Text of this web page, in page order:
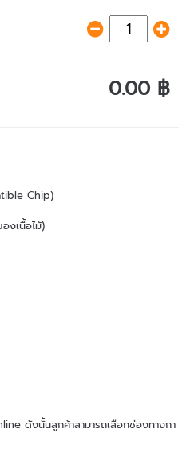
0.00 ฿
Chip)
งเนื้อไม้)
ดังนั้นลูกค้าสามารถเลือกช่องทางกา